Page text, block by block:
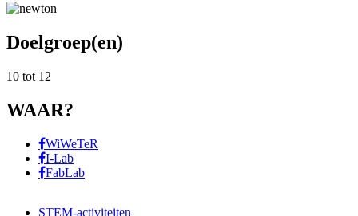
Image
Doelgroep(en)
Audience
10 tot 12
WAAR?
WiWeTeR
I-Lab
FabLab
STEM-activiteiten